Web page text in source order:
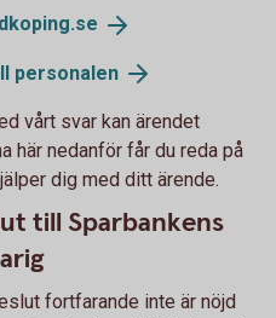
se
personalen
vårt svar kan ärendet
här nedanför får du reda på
dig med ditt ärende.
till Sparbankens
fortfarande inte är nöjd